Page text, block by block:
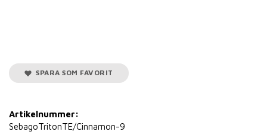
SPARA SOM FAVORIT
Artikelnummer:
SebagoTritonTE/Cinnamon-9